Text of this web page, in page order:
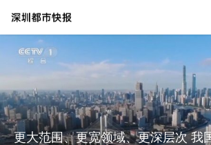
更大范围、更宽领域、更深层次 我